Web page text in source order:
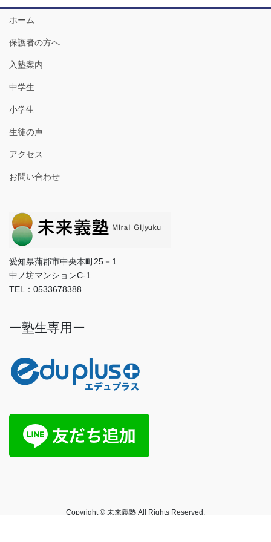
ホーム
保護者の方へ
入塾案内
中学生
小学生
生徒の声
アクセス
お問い合わせ
愛知県蒲郡市中央本町25－1
中ノ坊マンションC-1
TEL：0533678388
ー塾生専用ー
Copyright © 未来義塾 All Rights Reserved.